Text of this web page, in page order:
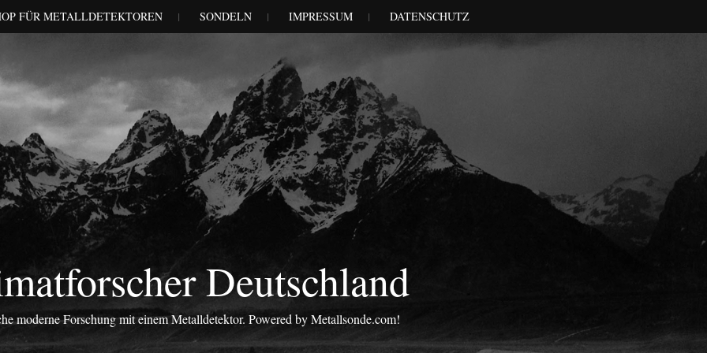
FÜR METALLDETEKTOREN SONDELN IMPRESSUM DATENSCHUTZ
Deutschland
moderne Forschung mit einem Metalldetektor. Powered by Metallsonde.com!